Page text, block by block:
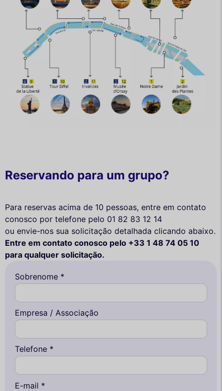
Reservando para um grupo?
Para reservas acima de 10 pessoas, entre em contato
conosco por telefone pelo 01 82 83 12 14
ou envie-nos sua solicitação detalhada clicando abaixo.
Entre em contato conosco pelo +33 1 48 74 05 10
para qualquer solicitação.
Sobrenome *
Empresa / Associação
Telefone *
E-mail *